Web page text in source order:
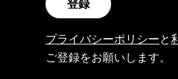
登録
プライバシーポリシーと
ご登録をお願いします。